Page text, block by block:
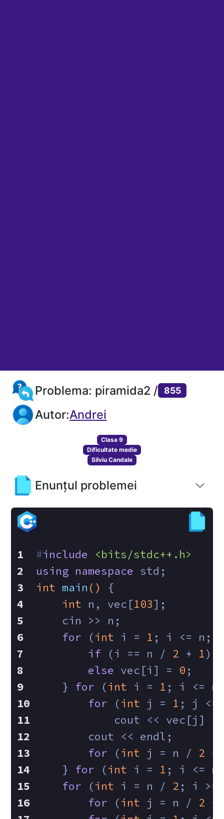
Problema: piramida2 / 855
Autor:Andrei
Clasa 9
Dificultate medie
Silviu Candale
Enunțul problemei
#include
<bits/stdc++.h>
using namespace std;
int main ()
{
int n, vec[103];
    cin >> n;
for (int i = 1 ; i <= n;
if (i == n / 2 + 1)
else vec[i] = 0 ;
    }
for (int i = 1 ; i <=
for (int j = 1 ; j <=
cout << vec[j]
        cout << endl;
for (int j = n / 2
    }
for (int i = 1 ; i <=
for (int i = n / 2 ; i
for (int j = n / 2